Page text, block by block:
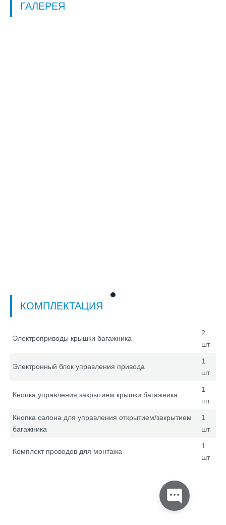
ГАЛЕРЕЯ
КОМПЛЕКТАЦИЯ
Электроприводы крышки багажника
2
шт
Электронный блок управления привода
1
шт
Кнопка управления закрытием крышки багажника
1
шт
Кнопка салона для управления открытием/закрытием
багажника
1
шт
Комплект проводов для монтажа
1
шт